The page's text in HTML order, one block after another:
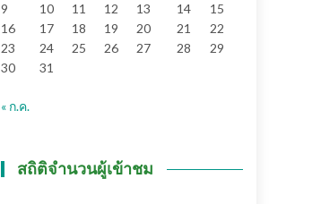
9
10 11 12 13 14
15
16
17 18 19 20 21
22
23
24 25 26 27 28
29
30
31
« ก.ค.
สถิติจำนวนผู้เข้าชม